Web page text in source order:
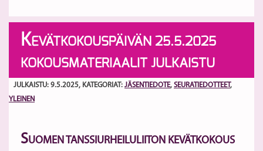
KEVÄTKOKOUSPÄIVÄN 25.5.2025
KOKOUSMATERIAALIT JULKAISTU
JULKAISTU: 9.5.2025, KATEGORIAT: JÄSENTIEDOTE, SEURATIEDOTTEET,
YLEINEN
SUOMEN TANSSIURHEILULIITON KEVÄTKOKOUS